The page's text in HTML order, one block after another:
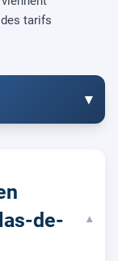
tarifs
▾
de-
▾